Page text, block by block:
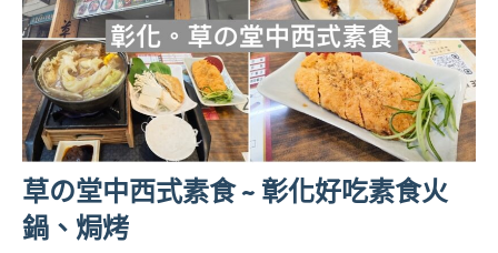
草の堂中西式素食 ~ 彰化好吃素食火
鍋、焗烤